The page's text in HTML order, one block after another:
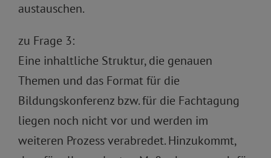
austauschen.
zu Frage 3:
Eine inhaltliche Struktur, die genauen
Themen und das Format für die
Bildungskonferenz bzw. für die Fachtagung
liegen noch nicht vor und werden im
weiteren Prozess verabredet. Hinzukommt,